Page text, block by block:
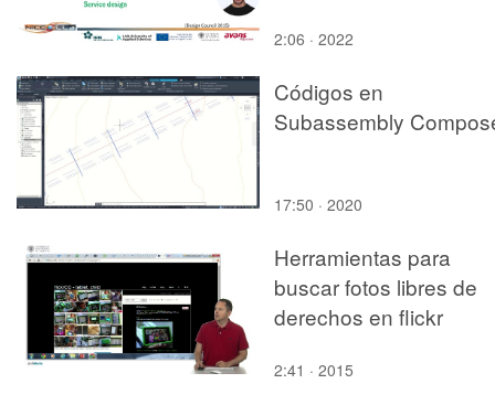
2:06 · 2022
Códigos en
Subassembly
17:50 · 2020
Herramientas para
buscar fotos libres de
derechos en flickr
2:41 · 2015